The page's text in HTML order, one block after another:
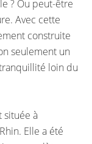
? Ou peut-être
Avec cette
construite
seulement un
loin du
située à
Elle a été